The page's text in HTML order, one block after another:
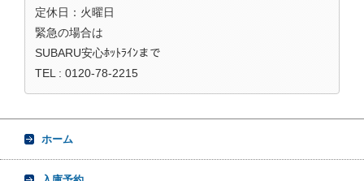
定休日：火曜日
緊急の場合は
SUBARU安心ﾎｯﾄﾗｲﾝまで
TEL : 0120-78-2215
ホーム